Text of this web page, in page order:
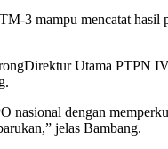
TM-3 mampu mencatat hasil
DirekturUtama PTPN
.
nasional dengan
,” jelas Bambang.